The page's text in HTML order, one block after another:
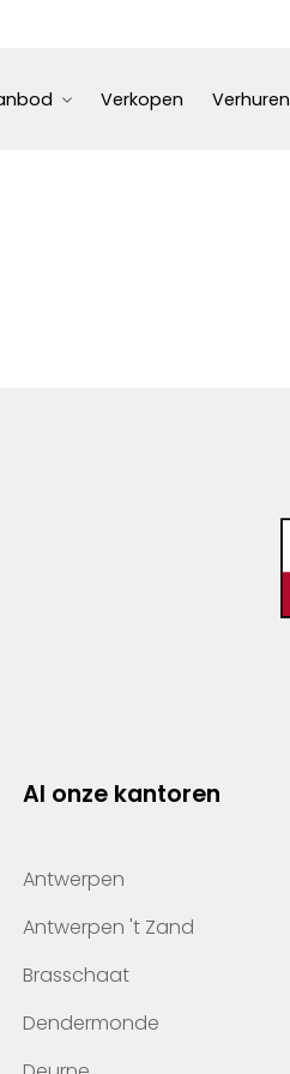
Verkopen Verhuren
Al onze kantoren
Antwerpen
Antwerpen 't Zand
Brasschaat
Dendermonde